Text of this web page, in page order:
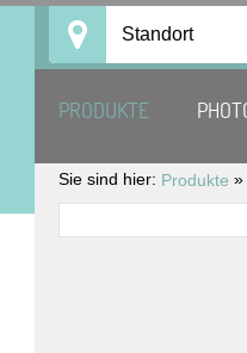
Standort
PRODUKTE
Sie sind hier: Produkte »